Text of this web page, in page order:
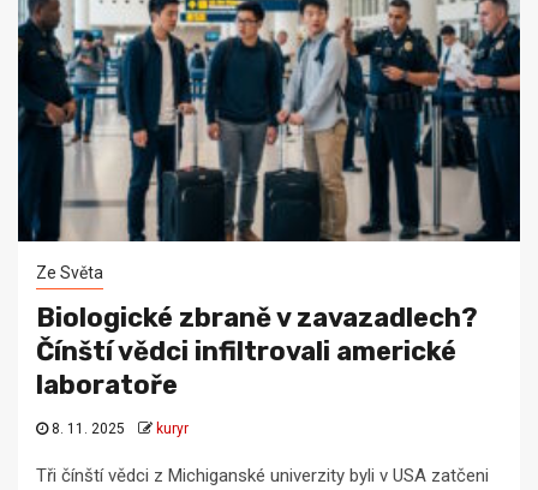
Ze Světa
Biologické zbraně v zavazadlech?
Čínští vědci infiltrovali americké
laboratoře
8. 11. 2025 kuryr
Tři čínští vědci z Michiganské univerzity byli v USA zatčeni